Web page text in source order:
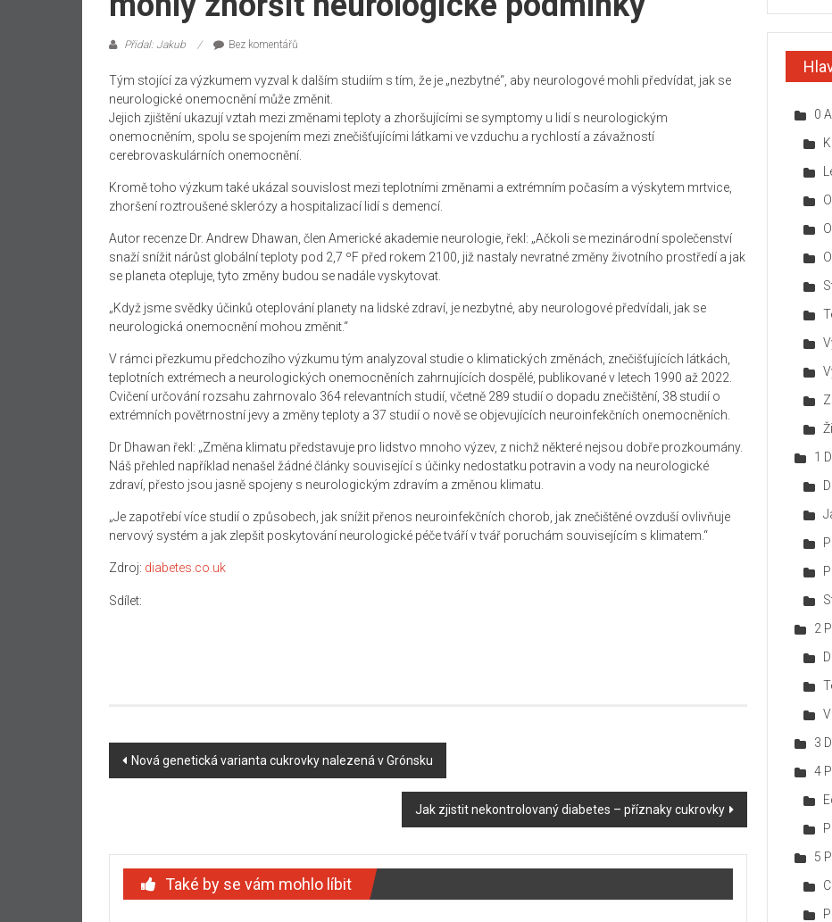
Přidal: Jakub Bez komentářů
Tým stojící za výzkumem vyzval k dalším studiím s tím, že je „nezbytné“, aby neurologové mohli předvídat, jak se
neurologické onemocnění může změnit.
Jejich zjištění ukazují vztah mezi změnami teploty a zhoršujícími se symptomy u lidí s neurologickým
onemocněním, spolu se spojením mezi znečišťujícími látkami ve vzduchu a rychlostí a závažností
cerebrovaskulárních onemocnění.
Kromě toho výzkum také ukázal souvislost mezi teplotními změnami a extrémním počasím a výskytem mrtvice,
zhoršení roztroušené sklerózy a hospitalizací lidí s demencí.
Autor recenze Dr. Andrew Dhawan, člen Americké akademie neurologie, řekl: „Ačkoli se mezinárodní společenství
snaží snížit nárůst globální teploty pod 2,7 ºF před rokem 2100, již nastaly nevratné změny životního prostředí a jak
se planeta otepluje, tyto změny budou se nadále vyskytovat.
„Když jsme svědky účinků oteplování planety na lidské zdraví, je nezbytné, aby neurologové předvídali, jak se
neurologická onemocnění mohou změnit.“
V rámci přezkumu předchozího výzkumu tým analyzoval studie o klimatických změnách, znečišťujících látkách,
teplotních extrémech a neurologických onemocněních zahrnujících dospělé, publikované v letech 1990 až 2022.
Cvičení určování rozsahu zahrnovalo 364 relevantních studií, včetně 289 studií o dopadu znečištění, 38 studií o
extrémních povětrnostní jevy a změny teploty a 37 studií o nově se objevujících neuroinfekčních onemocněních.
Dr Dhawan řekl: „Změna klimatu představuje pro lidstvo mnoho výzev, z nichž některé nejsou dobře prozkoumány.
Náš přehled například nenašel žádné články související s účinky nedostatku potravin a vody na neurologické
zdraví, přesto jsou jasně spojeny s neurologickým zdravím a změnou klimatu.
„Je zapotřebí více studií o způsobech, jak snížit přenos neuroinfekčních chorob, jak znečištěné ovzduší ovlivňuje
nervový systém a jak zlepšit poskytování neurologické péče tváří v tvář poruchám souvisejícím s klimatem.“
Zdroj: diabetes.co.uk
Sdílet:
Navigace
Nová genetická varianta cukrovky nalezená v Grónsku
Jak zjistit nekontrolovaný diabetes – příznaky cukrovky
Také by se vám mohlo líbit
0
1
2
3
4
5